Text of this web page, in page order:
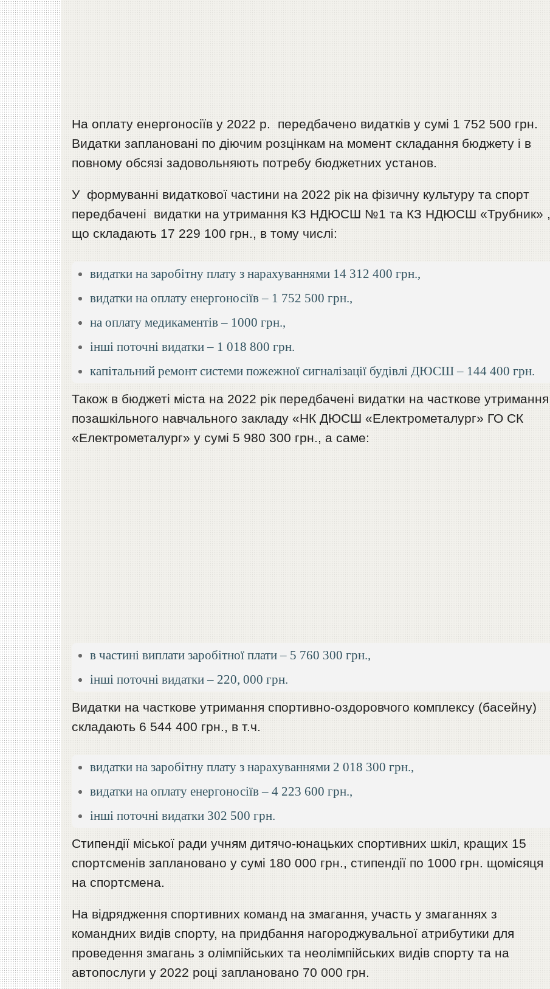
На оплату енергоносіїв у 2022 р. передбачено видатків у сумі 1 752 500 грн.
Видатки заплановані по діючим розцінкам на момент складання бюджету і в
повному обсязі задовольняють потребу бюджетних установ.
У формуванні видаткової частини на 2022 рік на фізичну культуру та спорт
передбачені видатки на утримання КЗ НДЮСШ №1 та КЗ НДЮСШ «Трубник» ,
що складають 17 229 100 грн., в тому числі:
видатки на заробітну плату з нарахуваннями 14 312 400 грн.,
видатки на оплату енергоносіїв – 1 752 500 грн.,
на оплату медикаментів – 1000 грн.,
інші поточні видатки – 1 018 800 грн.
капітальний ремонт системи пожежної сигналізації будівлі ДЮСШ – 144 400 грн.
Також в бюджеті міста на 2022 рік передбачені видатки на часткове утримання
позашкільного навчального закладу «НК ДЮСШ «Електрометалург» ГО СК
«Електрометалург» у сумі 5 980 300 грн., а саме:
в частині виплати заробітної плати – 5 760 300 грн.,
інші поточні видатки – 220, 000 грн.
Видатки на часткове утримання спортивно-оздоровчого комплексу (басейну)
складають 6 544 400 грн., в т.ч.
видатки на заробітну плату з нарахуваннями 2 018 300 грн.,
видатки на оплату енергоносіїв – 4 223 600 грн.,
інші поточні видатки 302 500 грн.
Стипендії міської ради учням дитячо-юнацьких спортивних шкіл, кращих 15
спортсменів заплановано у сумі 180 000 грн., стипендії по 1000 грн. щомісяця
на спортсмена.
На відрядження спортивних команд на змагання, участь у змаганнях з
командних видів спорту, на придбання нагороджувальної атрибутики для
проведення змагань з олімпійських та неолімпійських видів спорту та на
автопослуги у 2022 році заплановано 70 000 грн.